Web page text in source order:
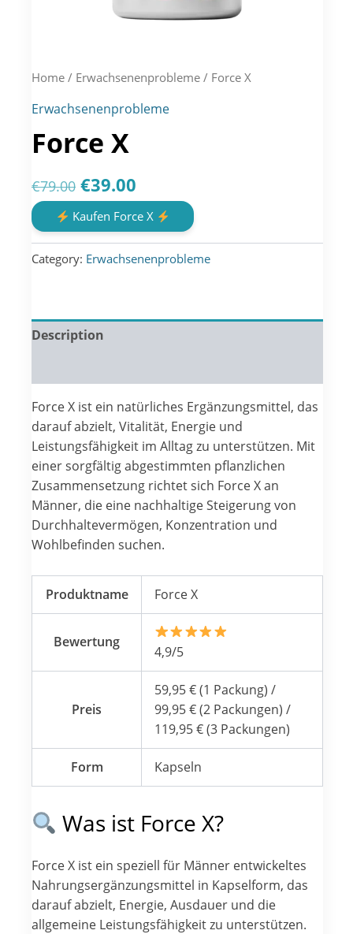
Home / Erwachsenenprobleme / Force X
Erwachsenenprobleme
Force X
€79.00 Original
price
was:
€79.00.
€39.00
price
is:
€39.00.
Kaufen Force X
Category: Erwachsenenprobleme
Description
Force X ist ein natürliches Ergänzungsmittel, das
darauf abzielt, Vitalität, Energie und
Leistungsfähigkeit im Alltag zu unterstützen. Mit
einer sorgfältig abgestimmten pflanzlichen
Zusammensetzung richtet sich Force X an
Männer, die eine nachhaltige Steigerung von
Durchhaltevermögen, Konzentration und
Wohlbefinden suchen.
Produktname Force X
Bewertung
4,9/5
Preis
59,95 € (1 Packung) /
99,95 € (2 Packungen) /
119,95 € (3 Packungen)
Form Kapseln
Was ist Force X?
Force X ist ein speziell für Männer entwickeltes
Nahrungsergänzungsmittel in Kapselform, das
darauf abzielt, Energie, Ausdauer und die
allgemeine Leistungsfähigkeit zu unterstützen.